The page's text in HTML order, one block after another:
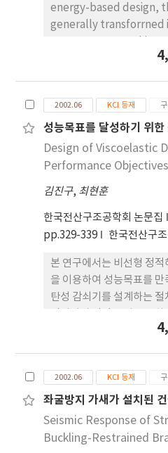
energy-based design,
generally transforrned
energy demands in
buckling restrained
and a damage
braced frame
those of equivalent
motions recorded in
which are soft rock,
were used to compute
hysteretic energy
structures. In case the
coefficient is less than
higher modes are
of converting into
analysis results, the
results from analysis
systems. However in
the results from
those obtained from
2002.06 KCI 등재
성능목표를 달성하기 위한
Design of Viscoelastic
Performance Objectives
김진구, 최현훈
한국전산구조공학회 논문집
pp.329-339
한국전산구
본 연구에서는 비선형 정
을 이용하여 성능목표를
탄성 감쇠기를 설계하는
요한 유효감쇠 비를 구한
경우에는 구조물의 감쇠뿐
때문에 반복계산이 필요하
저 단자유도계에서 구조물
서 제안된 방법의 타당성
2002.06 KCI 등재
좌굴방지 가새가 설치된
Seismic Response of
Buckling-Restrained